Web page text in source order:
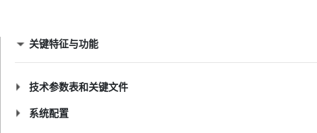
关键特征与功能
技术参数表和关键文件
系统配置